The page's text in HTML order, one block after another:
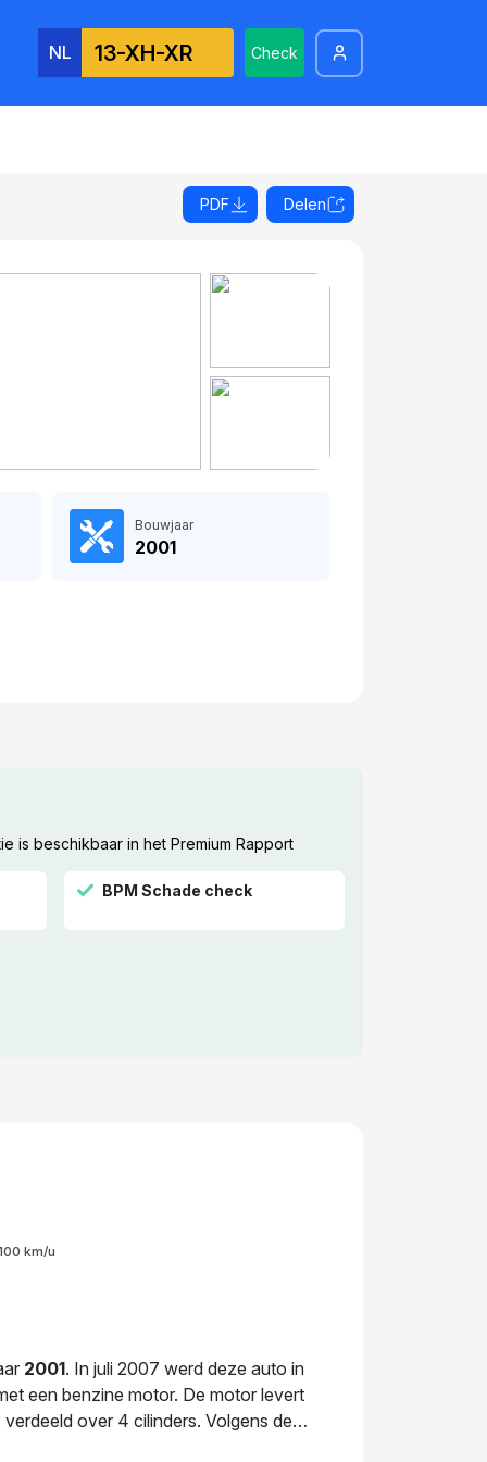
NL Check
PDF Delen
Bouwjaar
2001
is beschikbaar in het Premium Rapport
BPM Schade check
km/u
2001. In juli 2007 werd deze auto in
een benzine motor. De motor levert
over 4 cilinders. Volgens de
van 1.355 kg voor optimale